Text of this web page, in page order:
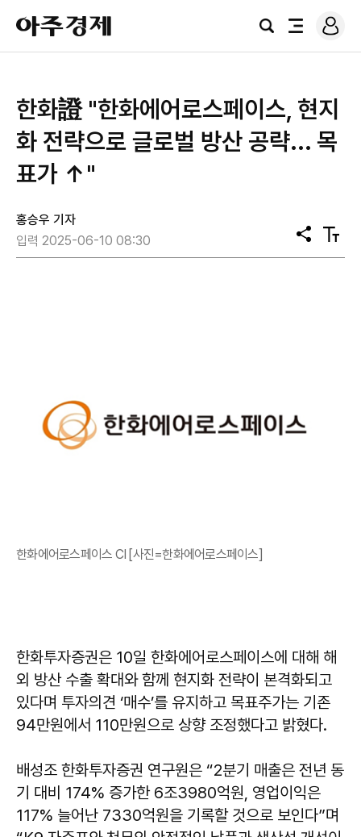
아
주
경
검
전
로
그
한화證 "한화에어로스페이스, 현지
화 전략으로 글로벌 방산 공략... 목
표가 ↑"
홍승우 기자
입력 2025-06-10 08:30
공
유
텍
스
한화에어로스페이스 CI [사진=한화에어로스페이스]
한화투자증권은 10일 한화에어로스페이스에 대해 해
외 방산 수출 확대와 함께 현지화 전략이 본격화되고
있다며 투자의견 ‘매수’를 유지하고 목표주가는 기존
94만원에서 110만원으로 상향 조정했다고 밝혔다.
배성조 한화투자증권 연구원은 “2분기 매출은 전년 동
기 대비 174% 증가한 6조3980억원, 영업이익은
117% 늘어난 7330억원을 기록할 것으로 보인다”며